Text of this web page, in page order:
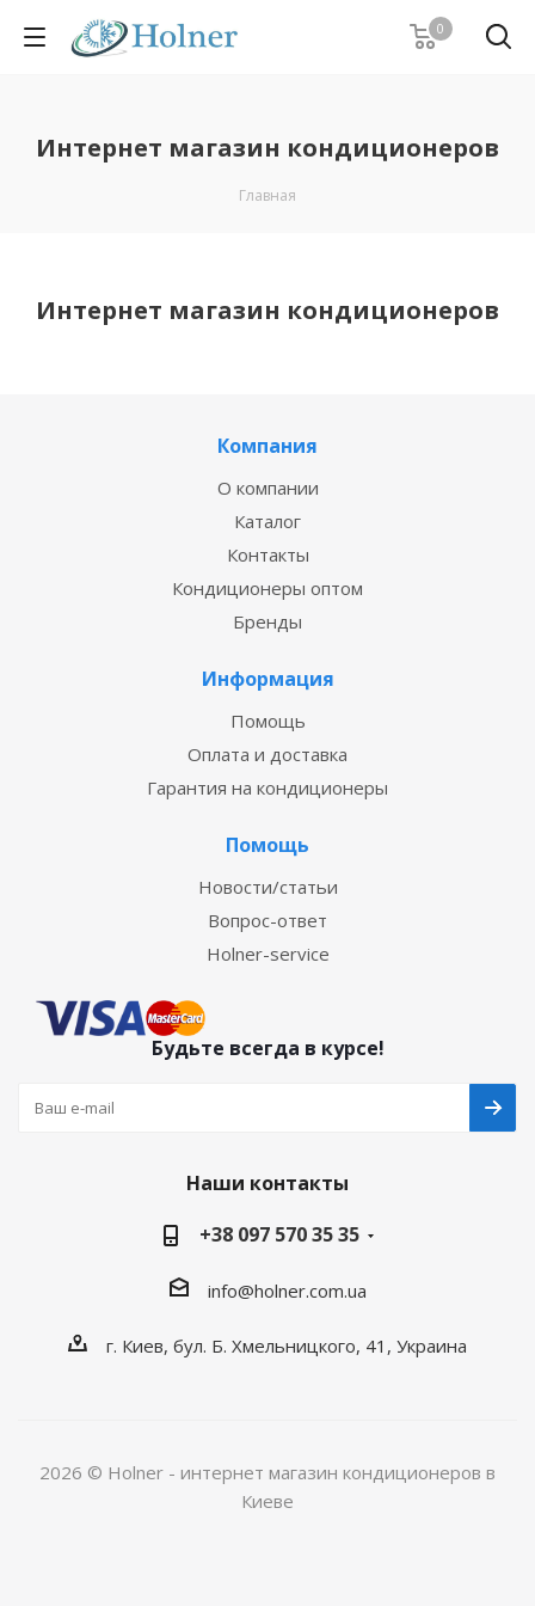
0
Интернет магазин кондиционеров
Главная
Интернет магазин кондиционеров
Компания
О компании
Каталог
Контакты
Кондиционеры оптом
Бренды
Информация
Помощь
Оплата и доставка
Гарантия на кондиционеры
Помощь
Новости/статьи
Вопрос-ответ
Holner-service
Будьте всегда в курсе!
Наши контакты
+38 097 570 35 35
info@holner.com.ua
г. Киев, бул. Б. Хмельницкого, 41, Украина
2026 © Holner - интернет магазин кондиционеров в
Киеве